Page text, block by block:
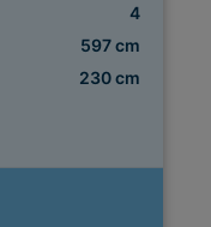
4
597 cm
230 cm